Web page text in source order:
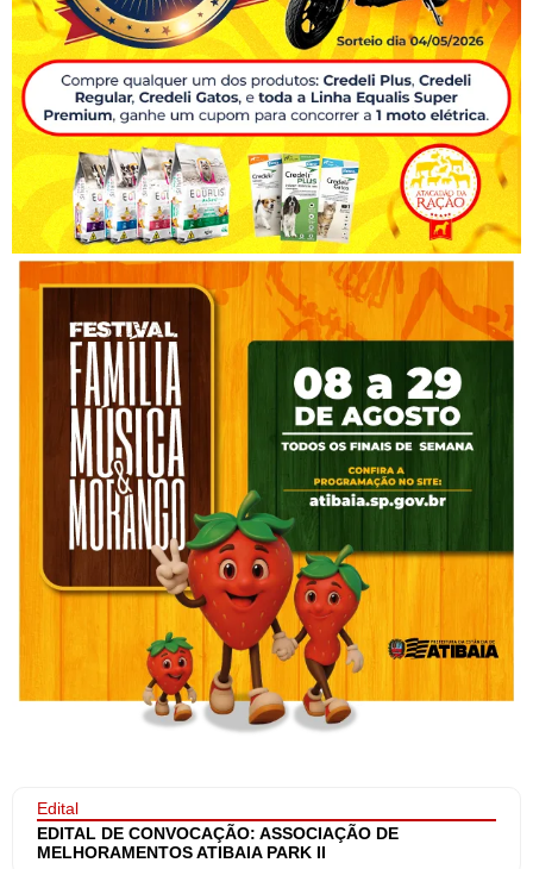
Edital
EDITAL DE CONVOCAÇÃO: ASSOCIAÇÃO DE
MELHORAMENTOS ATIBAIA PARK II